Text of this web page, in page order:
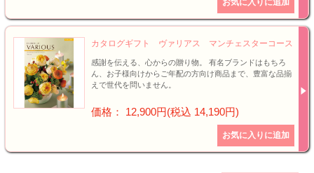
カタログギフト ヴァリアス マンチェスターコース
感謝を伝える、心からの贈り物。 有名ブランドはもちろ
ん、お子様向けからご年配の方向け商品まで、豊富な品揃
えで世代を問いません。
価格： 12,900円(税込 14,190円)